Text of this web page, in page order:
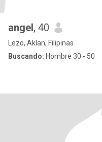
angel, 40
Lezo, Aklan, Filipinas
Buscando: Hombre 30 - 50